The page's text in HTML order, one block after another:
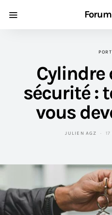
Cylindre
sécurité :
vous
JULIEN AGZ